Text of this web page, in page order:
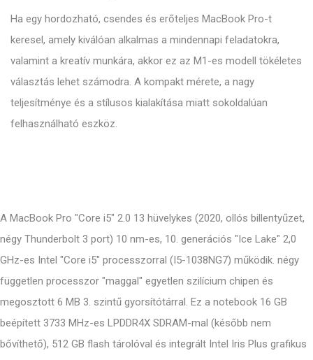
Ha egy hordozható, csendes és erőteljes MacBook Pro-t
keresel, amely kiválóan alkalmas a mindennapi feladatokra,
valamint a kreatív munkára, akkor ez az M1-es modell tökéletes
választás lehet számodra. A kompakt mérete, a nagy
teljesítménye és a stílusos kialakítása miatt sokoldalúan
felhasználható eszköz.
A MacBook Pro "Core i5" 2.0 13 hüvelykes (2020, ollós billentyűzet,
négy Thunderbolt 3 port) 10 nm-es, 10. generációs "Ice Lake" 2,0
GHz-es Intel "Core i5" processzorral (I5-1038NG7) működik. négy
független processzor "maggal" egyetlen szilícium chipen és
megosztott 6 MB 3. szintű gyorsítótárral. Ez a notebook 16 GB
beépített 3733 MHz-es LPDDR4X SDRAM-mal (később nem
bővíthető), 512 GB flash tárolóval és integrált Intel Iris Plus grafikus